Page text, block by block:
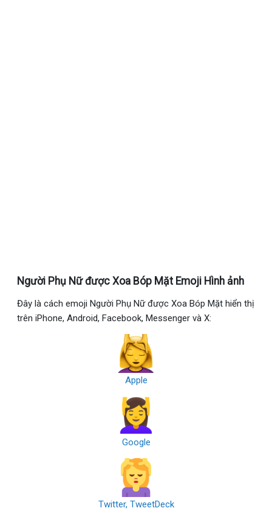
Người Phụ Nữ được Xoa Bóp Mặt Emoji Hình ảnh
Đây là cách emoji Người Phụ Nữ được Xoa Bóp Mặt hiển thị
trên iPhone, Android, Facebook, Messenger và X:
Apple
Google
Twitter, TweetDeck